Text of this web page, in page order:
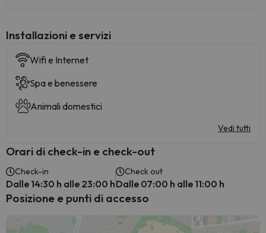
Installazioni e servizi
Wifi e Internet
Spa e benessere
Animali domestici
Vedi tutti
Orari di check-in e check-out
Check-in
Dalle 14:30 h alle 23:00 h
Check out
Dalle 07:00 h alle 11:00 h
Posizione e punti di accesso